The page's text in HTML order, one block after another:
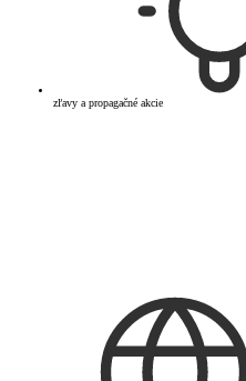
zľavy a propagačné akcie